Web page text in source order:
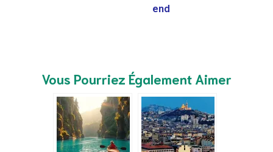
end
Vous Pourriez Également Aimer